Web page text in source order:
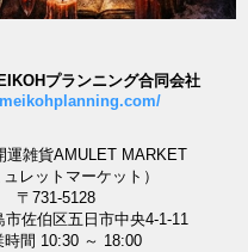
プランニング合同会社
運雑貨AMULET MARKET
ュレットマーケット）
〒731-5128
市佐伯区五日市中央4-1-11
時間 10:30 ～ 18:00